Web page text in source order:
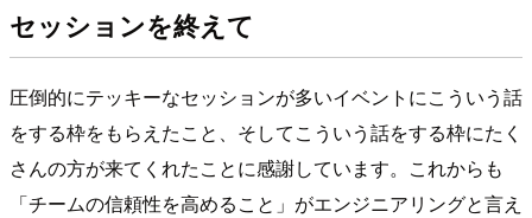
セッションを終えて
圧倒的にテッキーなセッションが多いイベントにこういう話
をする枠をもらえたこと、そしてこういう話をする枠にたく
さんの方が来てくれたことに感謝しています。これからも
「チームの信頼性を高めること」がエンジニアリングと言え